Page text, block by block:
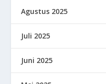
Agustus 2025
Juli 2025
Juni 2025